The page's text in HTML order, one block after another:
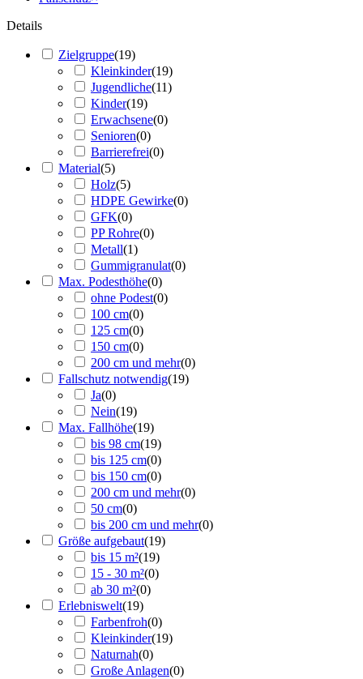
Details
Zielgruppe(19)
Kleinkinder(19)
Jugendliche(11)
Kinder(19)
Erwachsene(0)
Senioren(0)
Barrierefrei(0)
Material(5)
Holz(5)
HDPE Gewirke(0)
GFK(0)
PP Rohre(0)
Metall(1)
Gummigranulat(0)
Max. Podesthöhe(0)
ohne Podest(0)
100 cm(0)
125 cm(0)
150 cm(0)
200 cm und mehr(0)
Fallschutz notwendig(19)
Ja(0)
Nein(19)
Max. Fallhöhe(19)
bis 98 cm(19)
bis 125 cm(0)
bis 150 cm(0)
200 cm und mehr(0)
50 cm(0)
bis 200 cm und mehr(0)
Größe aufgebaut(19)
bis 15 m²(19)
15 - 30 m²(0)
ab 30 m²(0)
Erlebniswelt(19)
Farbenfroh(0)
Kleinkinder(19)
Naturnah(0)
Große Anlagen(0)